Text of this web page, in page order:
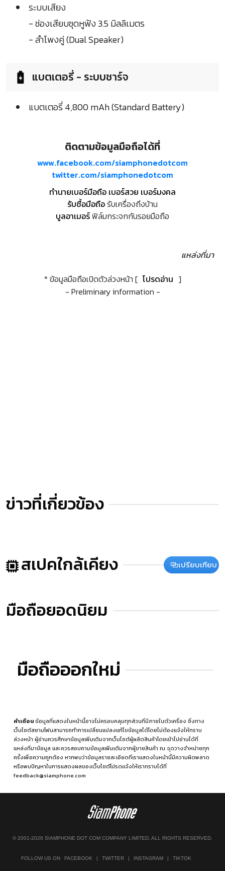
ระบบเสียง
- ช่องเสียบชุดหูฟัง 3.5 มิลลิเมตร
- ลำโพงคู่ (Dual Speaker)
แบตเตอรี่ - ระบบชาร์จ
แบตเตอรี่ 4,800 mAh (Standard Battery)
ติดตามข้อมูลมือถือได้ที่
www.facebook.com/siamphonedotcom
twitter.com/siamphonedotcom
ทำนายเบอร์มือถือ เบอร์สวย เบอร์มงคล
รับซื้อมือถือรับเครื่องถึงบ้าน
บูลอาเมอร์ฟิล์มกระจกกันรอยมือถือ
แหล่งที่มา
* ข้อมูลมือถือเปิดตัวล่วงหน้า [ โปรดอ่าน ]
- Preliminary information -
ข่าวที่เกี่ยวข้อง
สเปคใกล้เคียง เปรียบเทียบ
มือถือยอดนิยม
มือถือออกใหม่
คำเตือนข้อมูลที่แสดงในหน้านี้อาจไม่ครอบคลุมทุกส่วนที่มีภายในตัวเครื่อง ซึ่งทาง
เว็บไซต์สยามโฟนสามารถทำการเปลี่ยนแปลงแก้ไขข้อมูลได้โดยไม่ต้องแจ้งให้ทราบ
ล่วงหน้า ผู้อ่านควรศึกษาข้อมูลเพิ่มเติมจากเว็บไซต์ผู้ผลิตสินค้าโดยเข้าไปอ่านได้ที่
แหล่งที่มาข้อมูล และควรสอบถามข้อมูลเพิ่มเติมจากผู้ขายสินค้า ณ จุดวางจำหน่ายทุก
ครั้งเพื่อความถูกต้อง หากพบว่าข้อมูลรายละเอียดที่เราแสดงในหน้านี้มีความผิดพลาด
หรือพบปัญหาในการแสดงผลของเว็บไซต์โปรดแจ้งให้เราทราบได้ที่
feedback@siamphone.com
© 2001-2026 SIAMPHONE DOT COM COMPANY LIMITED. ALL RIGHTS RESERVED.
FOLLOW US ON FACEBOOK | TWITTER | INSTAGRAM | TIKTOK